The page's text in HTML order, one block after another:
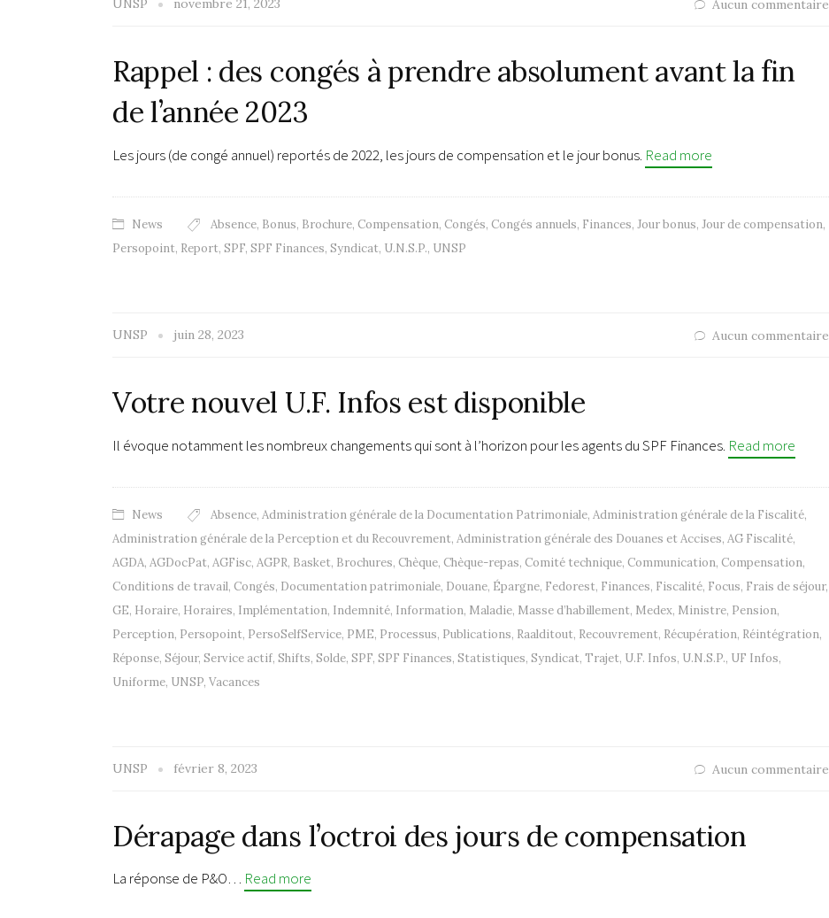
UNSP novembre 21, 2023 Aucun commentaire
Rappel : des congés à prendre absolument avant la fin
de l’année 2023
Les jours (de congé annuel) reportés de 2022, les jours de compensation et le jour bonus. Read more
News Absence, Bonus, Brochure, Compensation, Congés, Congés annuels, Finances, Jour bonus, Jour de compensation,
Persopoint, Report, SPF, SPF Finances, Syndicat, U.N.S.P., UNSP
UNSP juin 28, 2023 Aucun commentaire
Votre nouvel U.F. Infos est disponible
Il évoque notamment les nombreux changements qui sont à l’horizon pour les agents du SPF Finances. Read more
News Absence, Administration générale de la Documentation Patrimoniale, Administration générale de la Fiscalité,
Administration générale de la Perception et du Recouvrement, Administration générale des Douanes et Accises, AG Fiscalité,
AGDA, AGDocPat, AGFisc, AGPR, Basket, Brochures, Chèque, Chèque-repas, Comité technique, Communication, Compensation,
Conditions de travail, Congés, Documentation patrimoniale, Douane, Épargne, Fedorest, Finances, Fiscalité, Focus, Frais de séjour,
GE, Horaire, Horaires, Implémentation, Indemnité, Information, Maladie, Masse d’habillement, Medex, Ministre, Pension,
Perception, Persopoint, PersoSelfService, PME, Processus, Publications, Raalditout, Recouvrement, Récupération, Réintégration,
Réponse, Séjour, Service actif, Shifts, Solde, SPF, SPF Finances, Statistiques, Syndicat, Trajet, U.F. Infos, U.N.S.P., UF Infos,
Uniforme, UNSP, Vacances
UNSP février 8, 2023 Aucun commentaire
Dérapage dans l’octroi des jours de compensation
La réponse de P&O… Read more